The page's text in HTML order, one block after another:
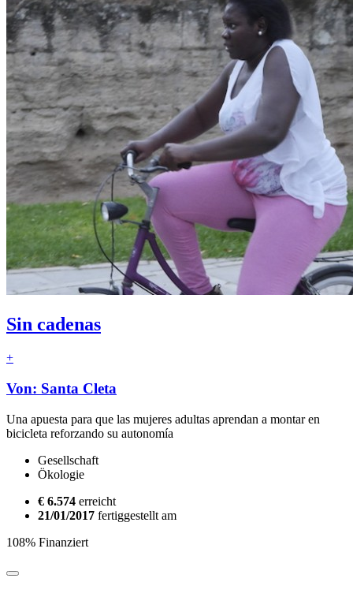
Sin cadenas
+
Von: Santa Cleta
Una apuesta para que las mujeres adultas aprendan a montar en
bicicleta reforzando su autonomía
Gesellschaft
Ökologie
€ 6.574 erreicht
21/01/2017 fertiggestellt am
108% Finanziert